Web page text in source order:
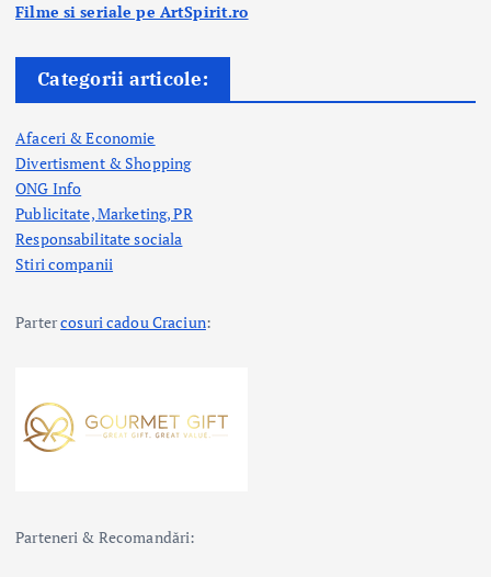
Filme si seriale pe ArtSpirit.ro
Categorii articole:
Afaceri & Economie
Divertisment & Shopping
ONG Info
Publicitate, Marketing, PR
Responsabilitate sociala
Stiri companii
Partercosuri cadou Craciun:
Parteneri & Recomandări: